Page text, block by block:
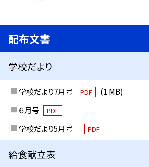
配布文書
学校だより
学校だより7月号 PDF
(1 MB)
６月号
PDF
学校だより5月号 PDF
給食献立表